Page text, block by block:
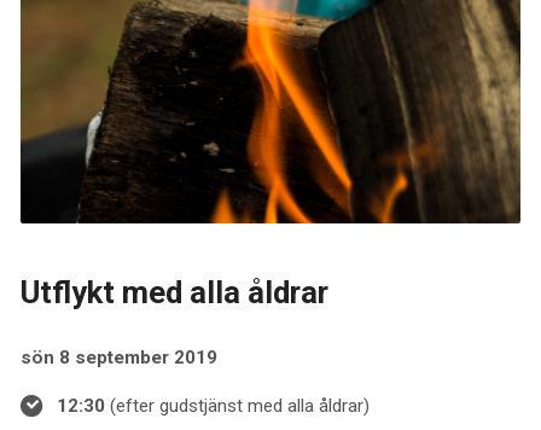
Utflykt med alla åldrar
sön 8 september 2019
12:30 (efter gudstjänst med alla åldrar)